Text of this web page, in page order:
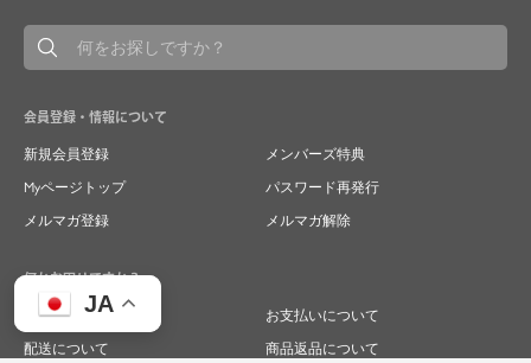
JA
会員登録・情報について
新規会員登録
メンバーズ特典
Myページトップ
パスワード再発行
メルマガ登録
メルマガ解除
何かお困りですか？
ご注文について
お支払いについて
配送について
商品返品について